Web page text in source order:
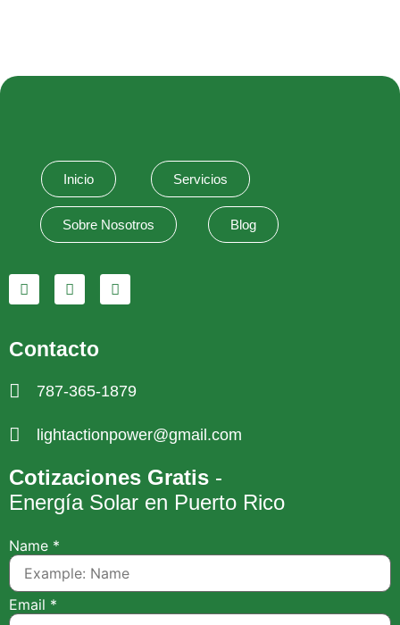
Inicio Servicios
Sobre Nosotros Blog
Contacto
787-365-1879
lightactionpower@gmail.com
Cotizaciones Gratis -
Energía Solar en Puerto Rico
Name *
Email *